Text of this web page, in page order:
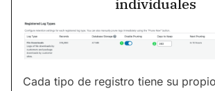
Cada tipo de registro tiene su